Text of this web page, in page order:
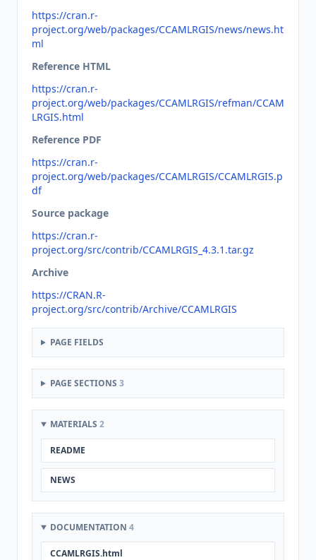
https://cran.r-
project.org/web/packages/CCAMLRGIS/news/news.ht
ml
Reference HTML
https://cran.r-
project.org/web/packages/CCAMLRGIS/refman/CCAM
LRGIS.html
Reference PDF
https://cran.r-
project.org/web/packages/CCAMLRGIS/CCAMLRGIS.p
df
Source package
https://cran.r-
project.org/src/contrib/CCAMLRGIS_4.3.1.tar.gz
Archive
https://CRAN.R-
project.org/src/contrib/Archive/CCAMLRGIS
PAGE FIELDS
PAGE SECTIONS 3
MATERIALS 2
README
NEWS
DOCUMENTATION 4
CCAMLRGIS.html